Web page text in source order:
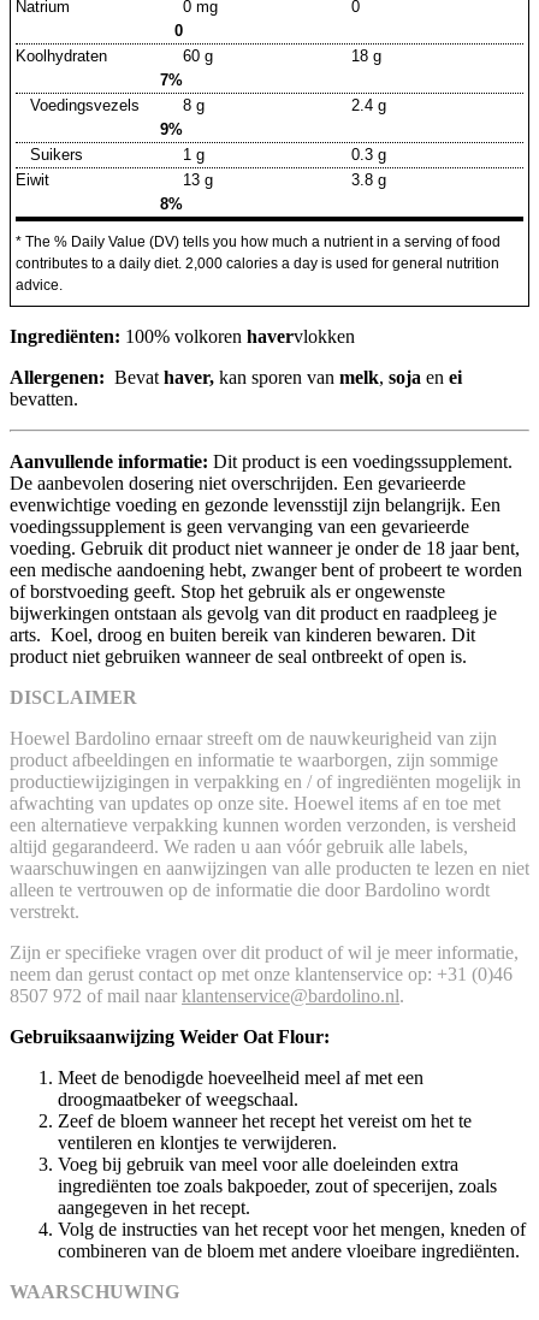
Natrium 0 mg
0
0
Koolhydraten
60 g
18 g
7%
Voedingsvezels
8 g
2.4 g
9%
Suikers
1 g
0.3 g
Eiwit
13 g
3.8 g
8%
* The % Daily Value (DV) tells you how much a nutrient in a serving of food
contributes to a daily diet. 2,000 calories a day is used for general nutrition
advice.
Ingrediënten: 100% volkoren havervlokken
Allergenen: Bevat haver, kan sporen van melk, soja en ei
bevatten.
Aanvullende informatie: Dit product is een voedingssupplement.
De aanbevolen dosering niet overschrijden. Een gevarieerde
evenwichtige voeding en gezonde levensstijl zijn belangrijk. Een
voedingssupplement is geen vervanging van een gevarieerde
voeding. Gebruik dit product niet wanneer je onder de 18 jaar bent,
een medische aandoening hebt, zwanger bent of probeert te worden
of borstvoeding geeft. Stop het gebruik als er ongewenste
bijwerkingen ontstaan als gevolg van dit product en raadpleeg je
arts. Koel, droog en buiten bereik van kinderen bewaren. Dit
product niet gebruiken wanneer de seal ontbreekt of open is.
DISCLAIMER
Hoewel Bardolino ernaar streeft om de nauwkeurigheid van zijn
product afbeeldingen en informatie te waarborgen, zijn sommige
productiewijzigingen in verpakking en / of ingrediënten mogelijk in
afwachting van updates op onze site. Hoewel items af en toe met
een alternatieve verpakking kunnen worden verzonden, is versheid
altijd gegarandeerd. We raden u aan vóór gebruik alle labels,
waarschuwingen en aanwijzingen van alle producten te lezen en niet
alleen te vertrouwen op de informatie die door Bardolino wordt
verstrekt.
Zijn er specifieke vragen over dit product of wil je meer informatie,
neem dan gerust contact op met onze klantenservice op: +31 (0)46
8507 972 of mail naar klantenservice@bardolino.nl.
Gebruiksaanwijzing Weider Oat Flour:
Meet de benodigde hoeveelheid meel af met een
droogmaatbeker of weegschaal.
Zeef de bloem wanneer het recept het vereist om het te
ventileren en klontjes te verwijderen.
Voeg bij gebruik van meel voor alle doeleinden extra
ingrediënten toe zoals bakpoeder, zout of specerijen, zoals
aangegeven in het recept.
Volg de instructies van het recept voor het mengen, kneden of
combineren van de bloem met andere vloeibare ingrediënten.
WAARSCHUWING